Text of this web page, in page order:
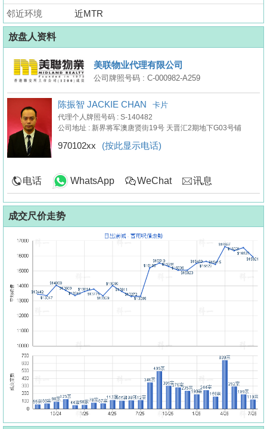
邻近环境
近MTR
放盘人资料
美联物业代理有限公司
公司牌照号码 : C-000982-A259
陈振智 JACKIE CHAN 卡片
代理个人牌照号码 : S-140482
公司地址 : 新界将军澳唐贤街19号 天晋汇2期地下G03号铺
970102xx (按此显示电话)
电话 WhatsApp WeChat 讯息
成交尺价走势